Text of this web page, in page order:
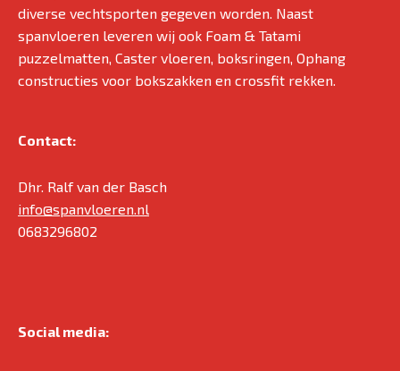
diverse vechtsporten gegeven worden. Naast
spanvloeren leveren wij ook Foam & Tatami
puzzelmatten, Caster vloeren, boksringen, Ophang
constructies voor bokszakken en crossfit rekken.
Contact:
Dhr. Ralf van der Basch
info@spanvloeren.nl
0683296802
Social media: